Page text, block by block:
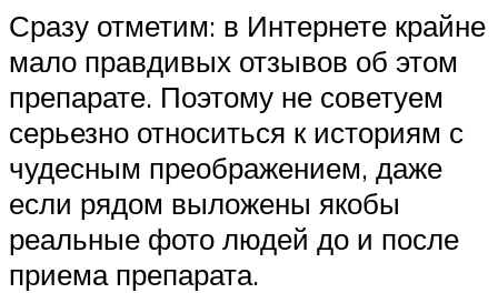
Сразу отметим: в Интернете крайне
мало правдивых отзывов об этом
препарате. Поэтому не советуем
серьезно относиться к историям с
чудесным преображением, даже
если рядом выложены якобы
реальные фото людей до и после
приема препарата.